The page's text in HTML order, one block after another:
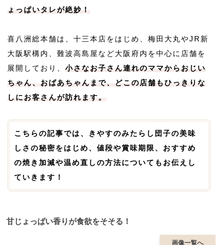
ょっぱいタレが絶妙！
喜八洲総本舗は、十三本店をはじめ、梅田大丸やJR新
大阪駅構内、難波高島屋など大阪府内を中心に店舗を
展開しており、 小さなお子さん連れのママからおじい
ちゃん、おばあちゃんまで、どこの店舗もひっきりな
しにお客さんが訪れます。
こちらの記事では、きやすのみたらし団子の美味
しさの秘密をはじめ、値段や賞味期限、おすすめ
の焼き加減や温め直しの方法についてもお伝えし
ていきます！
甘じょっぱい香りが食欲をそそる！
画像一覧へ